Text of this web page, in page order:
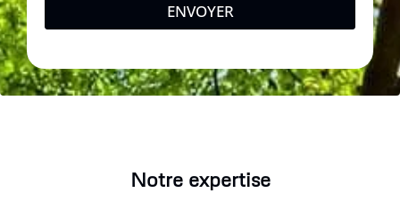
ENVOYER
Notre expertise